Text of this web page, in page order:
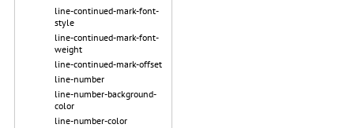
line-continued-mark-font-
style
line-continued-mark-font-
weight
line-continued-mark-offset
line-number
line-number-background-
color
line-number-color